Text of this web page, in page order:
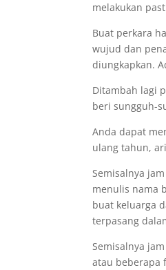
melakukan
Buat perkara
wujud dan
diungkapkan.
Ditambah lagi
beri sungguh-
Anda dapat
ulang tahun,
Semisalnya
menulis nama
buat keluarga
terpasang
Semisalnya
atau beberapa